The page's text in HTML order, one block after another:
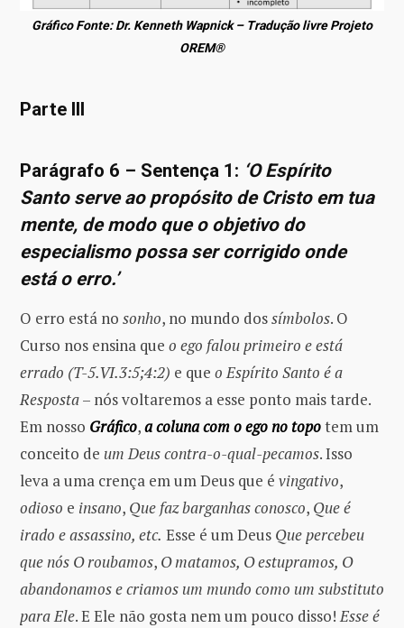
Gráfico Fonte: Dr. Kenneth Wapnick – Tradução livre Projeto
OREM®
Parte III
Parágrafo 6 – Sentença 1: ‘O Espírito
Santo serve ao propósito de Cristo em tua
mente, de modo que o objetivo do
especialismo possa ser corrigido onde
está o erro.’
O erro está no sonho, no mundo dossímbolos. O
Curso nos ensina que o ego falou primeiro e está
errado (T-5.VI.3:5;4:2) e que o Espírito Santo é a
Resposta– nós voltaremos a esse ponto mais tarde.
Em nosso Gráfico,a coluna com o ego no topotem um
conceito de um Deus contra-o-qual-pecamos. Isso
leva a uma crença em um Deus que é vingativo,
odioso e insano, Que faz barganhas conosco, Que é
irado e assassino, etc. Esse é um Deus Que percebeu
que nós O roubamos, O matamos, O estupramos, O
abandonamos e criamos um mundo como um substituto
para Ele. E Ele não gosta nem um pouco disso!Esse é